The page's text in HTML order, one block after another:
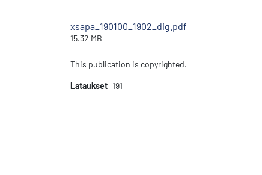
xsapa_190100_1902_dig.pdf
15.32 MB
This publication is copyrighted.
Lataukset 191